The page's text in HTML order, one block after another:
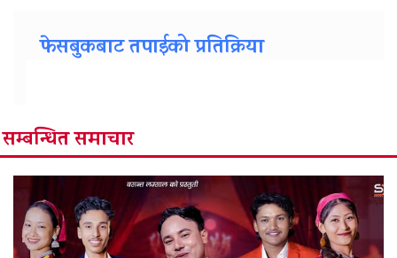
फेसबुकबाट तपाईको प्रतिक्रिया
सम्बन्धित समाचार